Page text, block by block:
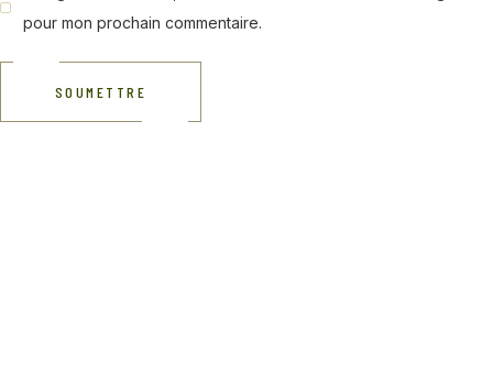
pour mon prochain commentaire.
SOUMETTRE